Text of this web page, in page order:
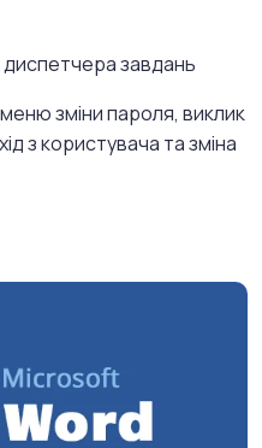
завдань
зміни пароля, виклик
з користувача та зміна